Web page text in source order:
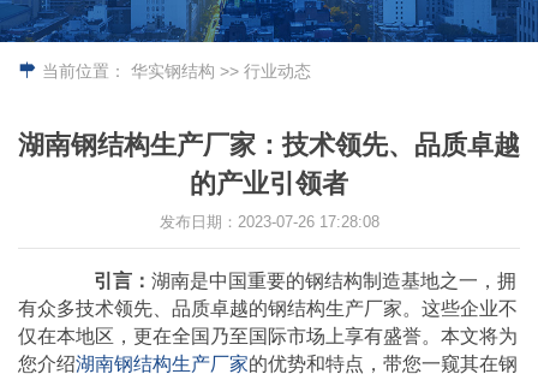
当前位置： 华实钢结构 >> 行业动态
湖南钢结构生产厂家：技术领先、品质卓越
的产业引领者
发布日期：2023-07-26 17:28:08
引言： 湖南是中国重要的钢结构制造基地之一，拥
有众多技术领先、品质卓越的钢结构生产厂家。这些企业不
仅在本地区，更在全国乃至国际市场上享有盛誉。本文将为
您介绍湖南钢结构生产厂家的优势和特点，带您一窥其在钢